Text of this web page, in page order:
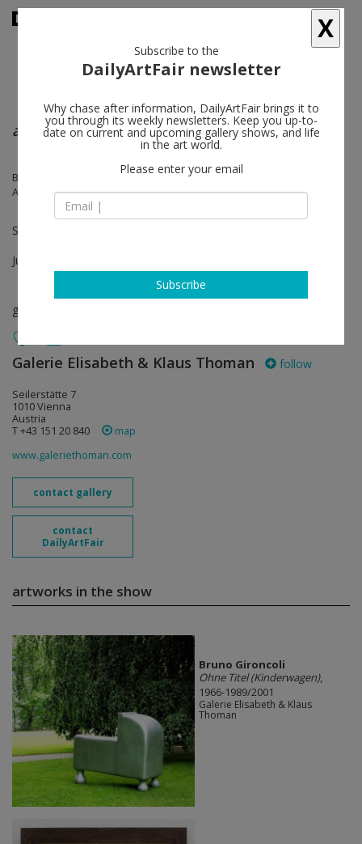
ad THE BEGINNING
Bruno Gironcoli, Hermann Nitsch, Oswald Oberhuber, Walter Pichler,
Arnulf Rainer, Hans Staudacher
SEITENGALERIE Vienna
Jun 05 - Jun 24, 2020
group show
Galerie Elisabeth & Klaus Thoman follow
Seilerstätte 7
1010 Vienna
Austria
T +43 151 20 840
map
www.galeriethoman.com
contact gallery
contact
DailyArtFair
artworks in the show
Bruno Gironcoli
Ohne Titel (Kinderwagen),
1966-1989/2001
Galerie Elisabeth & Klaus
Thoman
X
Subscribe to the
DailyArtFair newsletter
Why chase after information, DailyArtFair brings it to
you through its weekly newsletters. Keep you up-to-
date on current and upcoming gallery shows, and life
in the art world.
Please enter your email
Subscribe